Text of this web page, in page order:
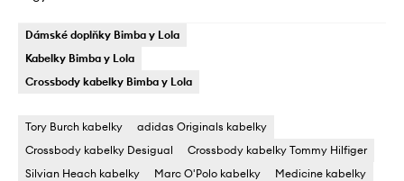
Dámské doplňky Bimba y Lola
Kabelky Bimba y Lola
Crossbody kabelky Bimba y Lola
Tory Burch kabelky
adidas Originals kabelky
Crossbody kabelky Desigual
Crossbody kabelky Tommy Hilfiger
Silvian Heach kabelky
Marc O'Polo kabelky
Medicine kabelky